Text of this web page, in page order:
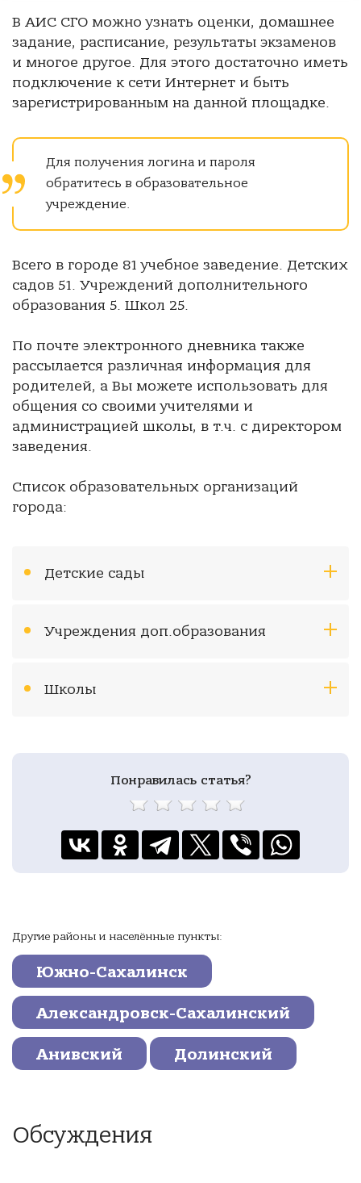
В АИС СГО можно узнать оценки, домашнее
задание, расписание, результаты экзаменов
и многое другое. Для этого достаточно иметь
подключение к сети Интернет и быть
зарегистрированным на данной площадке.
Для получения логина и пароля
обратитесь в образовательное
учреждение.
Всего в городе 81 учебное заведение. Детских
садов 51. Учреждений дополнительного
образования 5. Школ 25.
По почте электронного дневника также
рассылается различная информация для
родителей, а Вы можете использовать для
общения со своими учителями и
администрацией школы, в т.ч. с директором
заведения.
Список образовательных организаций
города:
Детские сады
Учреждения доп.образования
Школы
Понравилась статья?
Другие районы и населённые пункты:
Южно-Сахалинск
Александровск-Сахалинский
Анивский Долинский
Обсуждения